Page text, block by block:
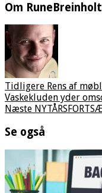
Om RuneBreinholt
Tidligere Rens af
Vaskekluden yder
Næste
Se også